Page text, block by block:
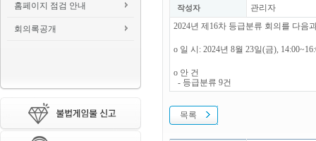
홈페이지 점검 안내
회의록공개
작성자
관리자
2024년 제16차 등급분류 회의를 다음
o 일 시: 2024년 8월 23일(금),
o 안 건
- 등급분류 9건
목록